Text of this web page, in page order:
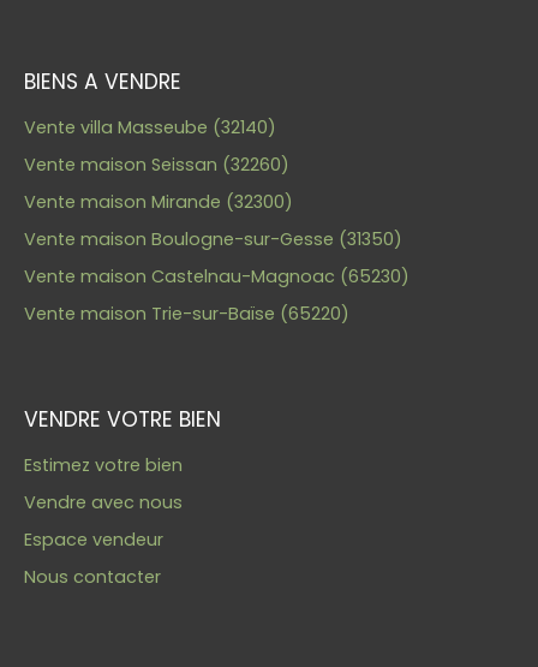
BIENS A VENDRE
Vente villa Masseube (32140)
Vente maison Seissan (32260)
Vente maison Mirande (32300)
Vente maison Boulogne-sur-Gesse (31350)
Vente maison Castelnau-Magnoac (65230)
Vente maison Trie-sur-Baïse (65220)
VENDRE VOTRE BIEN
Estimez votre bien
Vendre avec nous
Espace vendeur
Nous contacter